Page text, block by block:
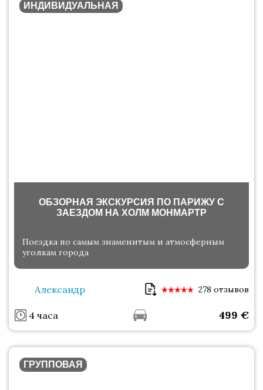
ИНДИВИДУАЛЬНАЯ
ОБЗОРНАЯ ЭКСКУРСИЯ ПО ПАРИЖУ С
ЗАЕЗДОМ НА ХОЛМ МОНМАРТР
Поездка по самым знаменитым и атмосферным
уголкам города
Александр 278 отзывов
4 часа 499 €
ГРУППОВАЯ